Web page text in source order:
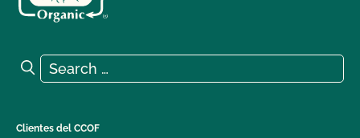
Search for:
Search
Clientes del CCOF